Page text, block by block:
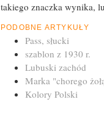
takiego znaczka wynika,
PODOBNE ARTYKUŁY
Pass, słucki
szablon z 1930 r.
Lubuski zachód
Marka "chorego
Kolory Polski